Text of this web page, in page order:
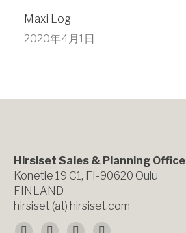
Maxi Log
2020年4月1日
Hirsiset Sales & Planning Office
Konetie 19 C1, FI-90620 Oulu
FINLAND
hirsiset (at) hirsiset.com